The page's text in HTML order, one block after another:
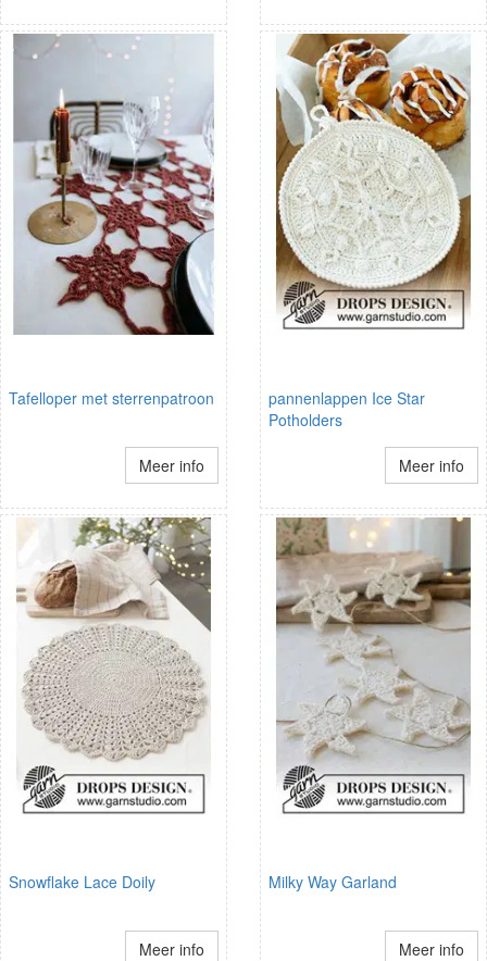
Tafelloper met sterrenpatroon
Meer info
pannenlappen Ice Star
Potholders
Meer info
Snowflake Lace Doily
Meer info
Milky Way Garland
Meer info